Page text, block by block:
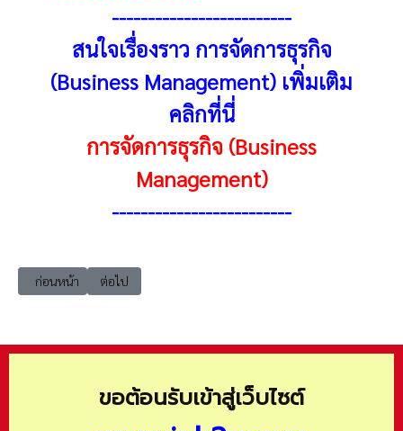
-------------------------
สนใจเรื่องราว การจัดการธุรกิจ
(Business Management) เพิ่มเติม
คลิกที่นี่
การจัดการธุรกิจ (Business
Management)
-------------------------
เนื้อหาก่อนหน้า: BA Theory ธรุกิจ Startup ที่ประสบความสำเร็จควรมีแนว
ก่อนหน้า เนื้อหาถัดไป: BA Theory แนวคิดที่ 1 การจัดการเชิงวิทยาศ
ต่อไป
ขอต้อนรับเข้าสู่เว็บไซต์